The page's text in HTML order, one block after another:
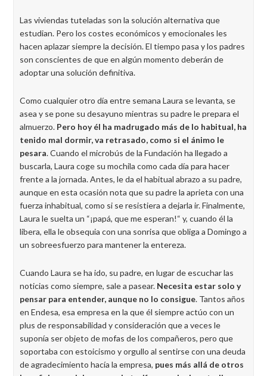
Las viviendas tuteladas son la solución alternativa que
estudian. Pero los costes económicos y emocionales les
hacen aplazar siempre la decisión. El tiempo pasa y los padres
son conscientes de que en algún momento deberán de
adoptar una solución definitiva.
Como cualquier otro día entre semana Laura se levanta, se
asea y se pone su desayuno mientras su padre le prepara el
almuerzo. Pero hoy él ha madrugado más de lo habitual, ha
tenido mal dormir, va retrasado, como si el ánimo le
pesara. Cuando el microbús de la Fundación ha llegado a
buscarla, Laura coge su mochila como cada día para hacer
frente a la jornada. Antes, le da el habitual abrazo a su padre,
aunque en esta ocasión nota que su padre la aprieta con una
fuerza inhabitual, como si se resistiera a dejarla ir. Finalmente,
Laura le suelta un “¡papá, que me esperan!“ y, cuando él la
libera, ella le obsequia con una sonrisa que obliga a Domingo a
un sobreesfuerzo para mantener la entereza.
Cuando Laura se ha ido, su padre, en lugar de escuchar las
noticias como siempre, sale a pasear. Necesita estar solo y
pensar para entender, aunque no lo consigue. Tantos años
en Endesa, esa empresa en la que él siempre actúo con un
plus de responsabilidad y consideración que a veces le
suponía ser objeto de mofas de los compañeros, pero que
soportaba con estoicismo y orgullo al sentirse con una deuda
de agradecimiento hacía la empresa, pues más allá de otros